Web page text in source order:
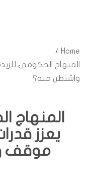
Home
المنهاج الحكومي
واشنطن منه؟
المنهاج
يعزز
موقف